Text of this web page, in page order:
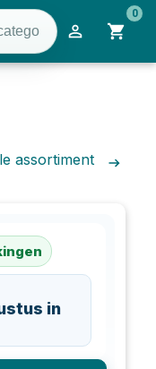
0
assortiment
in